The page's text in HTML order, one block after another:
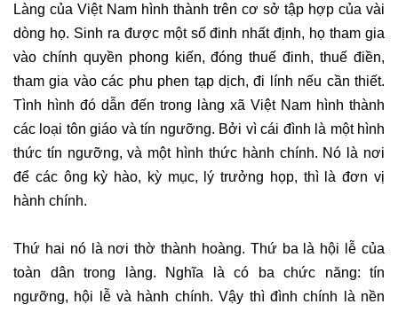
Làng của Việt Nam hình thành trên cơ sở tập hợp của vài
dòng họ. Sinh ra được một số đinh nhất định, họ tham gia
vào chính quyền phong kiến, đóng thuế đinh, thuế điền,
tham gia vào các phu phen tạp dịch, đi lính nếu cần thiết.
Tình hình đó dẫn đến trong làng xã Việt Nam hình thành
các loại tôn giáo và tín ngưỡng. Bởi vì cái đình là một hình
thức tín ngưỡng, và một hình thức hành chính. Nó là nơi
để các ông kỳ hào, kỳ mục, lý trưởng họp, thì là đơn vị
hành chính.
Thứ hai nó là nơi thờ thành hoàng. Thứ ba là hội lễ của
toàn dân trong làng. Nghĩa là có ba chức năng: tín
ngưỡng, hội lễ và hành chính. Vậy thì đình chính là nền